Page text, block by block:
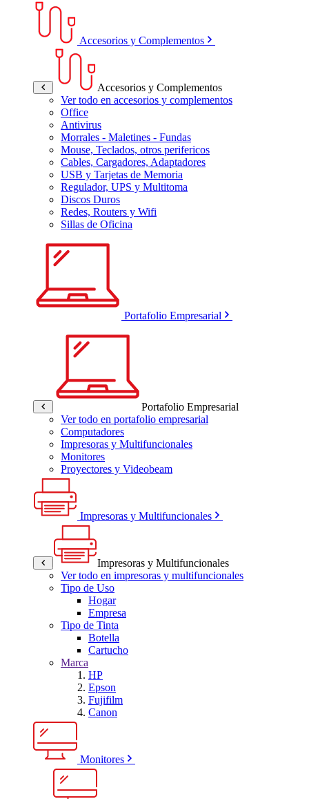
Accesorios y Complementos
Accesorios y Complementos
Ver todo en accesorios y complementos
Office
Antivirus
Morrales - Maletines - Fundas
Mouse, Teclados, otros perifericos
Cables, Cargadores, Adaptadores
USB y Tarjetas de Memoria
Regulador, UPS y Multitoma
Discos Duros
Redes, Routers y Wifi
Sillas de Oficina
Portafolio Empresarial
Portafolio Empresarial
Ver todo en portafolio empresarial
Computadores
Impresoras y Multifuncionales
Monitores
Proyectores y Videobeam
Impresoras y Multifuncionales
Impresoras y Multifuncionales
Ver todo en impresoras y multifuncionales
Tipo de Uso
Hogar
Empresa
Tipo de Tinta
Botella
Cartucho
Marca
HP
Epson
Fujifilm
Canon
Monitores